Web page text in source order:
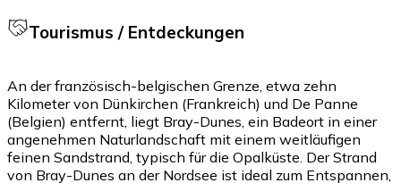
Tourismus / Entdeckungen
An der französisch-belgischen Grenze, etwa zehn
Kilometer von Dünkirchen (Frankreich) und De Panne
(Belgien) entfernt, liegt Bray-Dunes, ein Badeort in einer
angenehmen Naturlandschaft mit einem weitläufigen
feinen Sandstrand, typisch für die Opalküste. Der Strand
von Bray-Dunes an der Nordsee ist ideal zum Entspannen,